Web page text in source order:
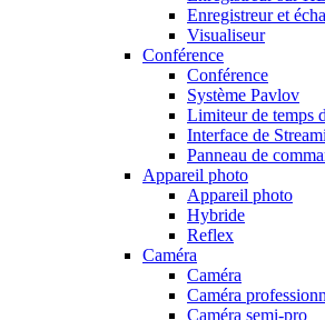
Enregistreur et
Visualiseur
Conférence
Conférence
Système Pavlov
Limiteur de temps
Interface de
Panneau de
Appareil photo
Appareil photo
Hybride
Reflex
Caméra
Caméra
Caméra
Caméra semi-pro